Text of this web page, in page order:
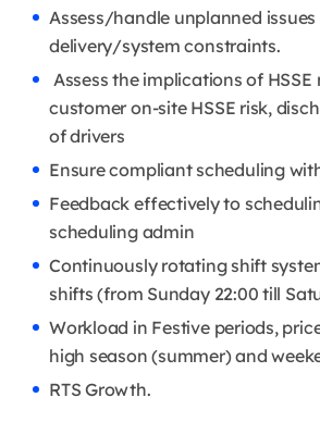
Assess/handle unplanned
delivery/system constraints.
Assess the implications of HSSE
customer on-site HSSE risk,
of drivers
Ensure compliant scheduling
Feedback effectively to
scheduling admin
Continuously rotating shift
shifts (from Sunday 22:00 till
Workload in Festive periods,
high season (summer) and
RTS Growth.